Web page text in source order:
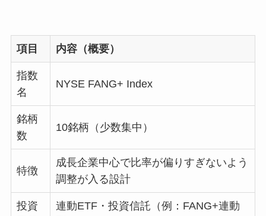
項目 内容（概要）
指数
名
NYSE FANG+ Index
銘柄
数
10銘柄（少数集中）
特徴
成長企業中心で比率が偏りすぎないよう
調整が入る設計
投資
連動ETF・投資信託（例：FANG+連動